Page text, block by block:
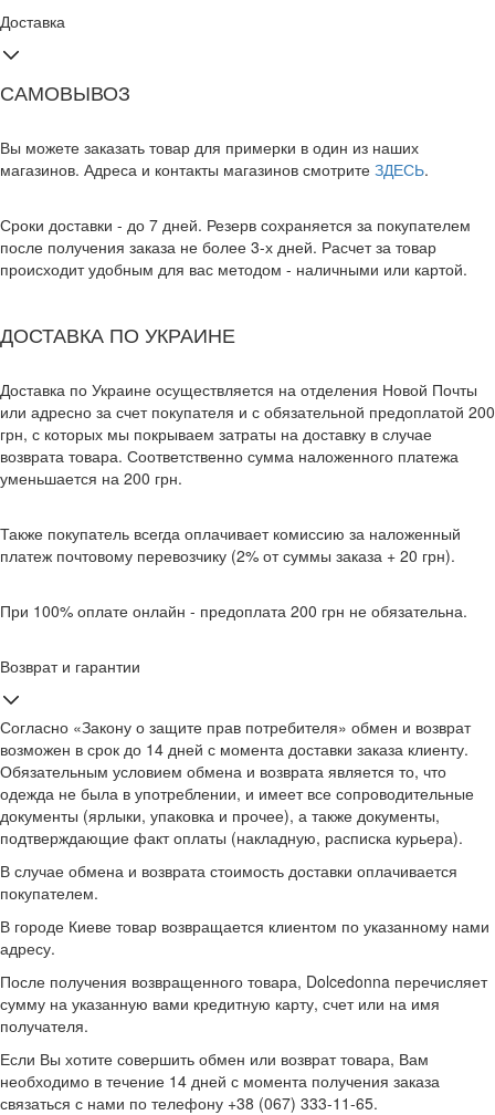
Доставка
САМОВЫВОЗ
Вы можете заказать товар для примерки в один из наших
магазинов. Адреса и контакты магазинов смотрите ЗДЕСЬ.
Сроки доставки - до 7 дней. Резерв сохраняется за покупателем
после получения заказа не более 3-х дней. Расчет за товар
происходит удобным для вас методом - наличными или картой.
ДОСТАВКА ПО УКРАИНЕ
Доставка по Украине осуществляется на отделения Новой Почты
или адресно за счет покупателя и с обязательной предоплатой 200
грн, с которых мы покрываем затраты на доставку в случае
возврата товара. Соответственно сумма наложенного платежа
уменьшается на 200 грн.
Также покупатель всегда оплачивает комиссию за наложенный
платеж почтовому перевозчику (2% от суммы заказа + 20 грн).
При 100% оплате онлайн - предоплата 200 грн не обязательна.
Возврат и гарантии
Согласно «Закону о защите прав потребителя» обмен и возврат
возможен в срок до 14 дней с момента доставки заказа клиенту.
Обязательным условием обмена и возврата является то, что
одежда не была в употреблении, и имеет все сопроводительные
документы (ярлыки, упаковка и прочее), а также документы,
подтверждающие факт оплаты (накладную, расписка курьера).
В случае обмена и возврата стоимость доставки оплачивается
покупателем.
В городе Киеве товар возвращается клиентом по указанному нами
адресу.
После получения возвращенного товара, Dolcedonna перечисляет
сумму на указанную вами кредитную карту, счет или на имя
получателя.
Если Вы хотите совершить обмен или возврат товара, Вам
необходимо в течение 14 дней с момента получения заказа
связаться с нами по телефону +38 (067) 333-11-65.